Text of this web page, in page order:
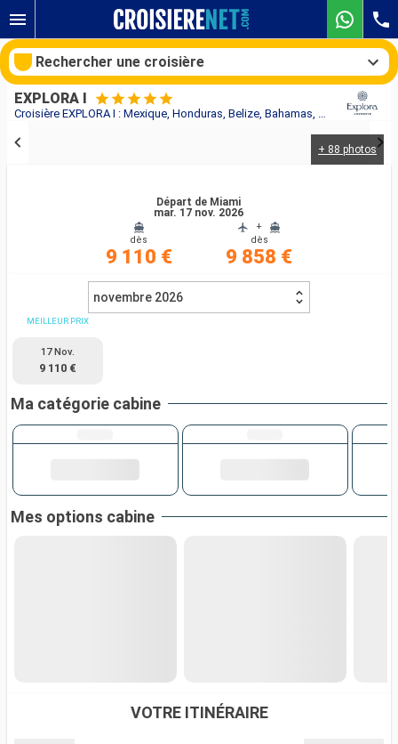
Croisière EXPLORA I : Mexique, Honduras, Belize, Bahamas, Aruba, Colombie, Caïmans (Îles), États-Unis au départ de Miami
EXPLORA I
+ 88 photos
Départ de Miami
mar. 17 nov. 2026
dès
9 110 €
+
dès
9 858 €
novembre 2026
MEILLEUR PRIX
17 Nov.
9 110 €
Ma catégorie cabine
Mes options cabine
VOTRE ITINÉRAIRE
Rechercher une croisière
Compagnies
Rechercher